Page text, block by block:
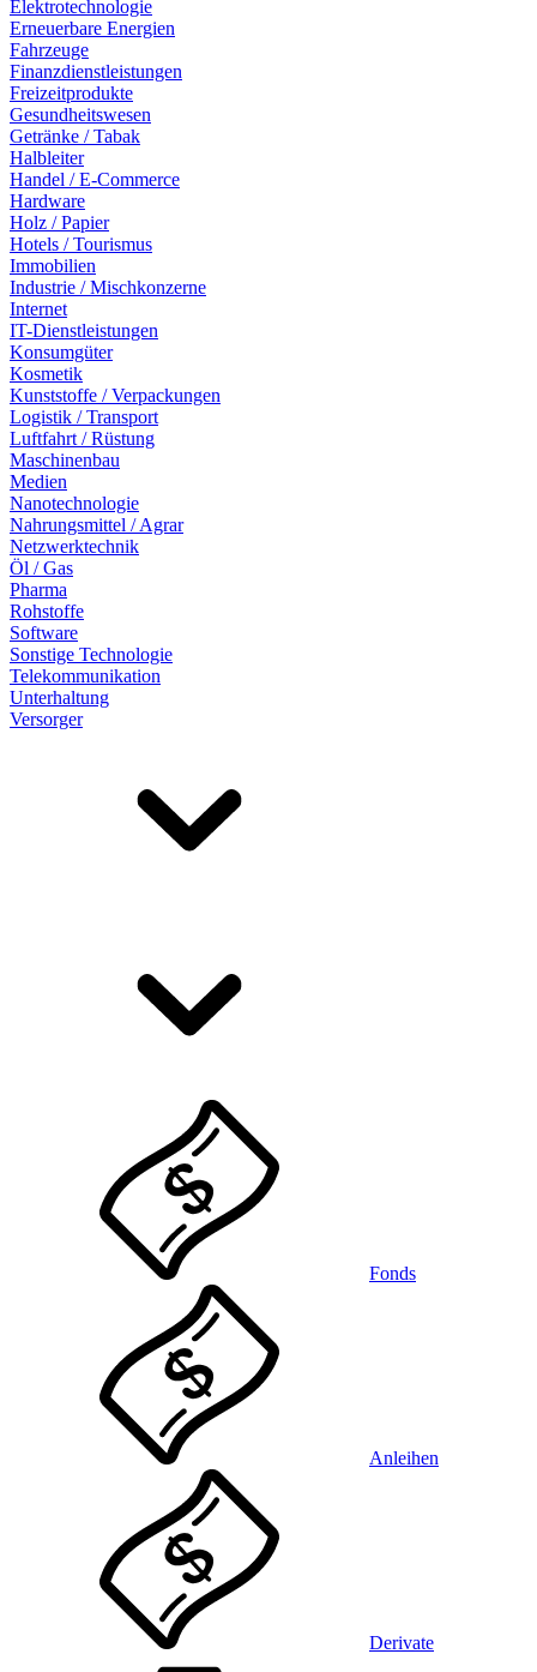
Elektrotechnologie
Erneuerbare Energien
Fahrzeuge
Finanzdienstleistungen
Freizeitprodukte
Gesundheitswesen
Getränke / Tabak
Halbleiter
Handel / E-Commerce
Hardware
Holz / Papier
Hotels / Tourismus
Immobilien
Industrie / Mischkonzerne
Internet
IT-Dienstleistungen
Konsumgüter
Kosmetik
Kunststoffe / Verpackungen
Logistik / Transport
Luftfahrt / Rüstung
Maschinenbau
Medien
Nanotechnologie
Nahrungsmittel / Agrar
Netzwerktechnik
Öl / Gas
Pharma
Rohstoffe
Software
Sonstige Technologie
Telekommunikation
Unterhaltung
Versorger
Fonds
Anleihen
Derivate